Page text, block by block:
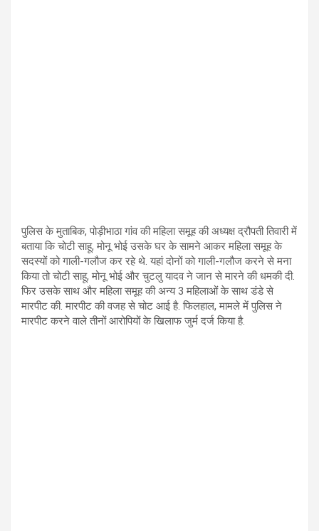
पुलिस के मुताबिक, पोड़ीभाठा गांव की महिला समूह की अध्यक्ष द्रौपती तिवारी में
बताया कि चोटी साहू, मोनू भोई उसके घर के सामने आकर महिला समूह के
सदस्यों को गाली-गलौज कर रहे थे. यहां दोनों को गाली-गलौज करने से मना
किया तो चोटी साहू, मोनू भोई और चुटलु यादव ने जान से मारने की धमकी दी.
फिर उसके साथ और महिला समूह की अन्य 3 महिलाओं के साथ डंडे से
मारपीट की. मारपीट की वजह से चोट आई है. फिलहाल, मामले में पुलिस ने
मारपीट करने वाले तीनों आरोपियों के खिलाफ जुर्म दर्ज किया है.